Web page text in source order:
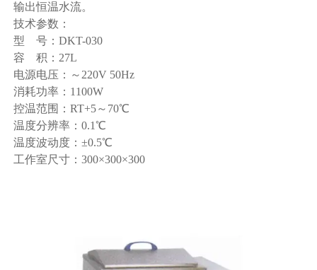
输出恒温水流。
技术参数：
型 号：DKT-030
容 积：27L
电源电压：～220V 50Hz
消耗功率：1100W
控温范围：RT+5～70℃
温度分辨率：0.1℃
温度波动度：±0.5℃
工作室尺寸：300×300×300